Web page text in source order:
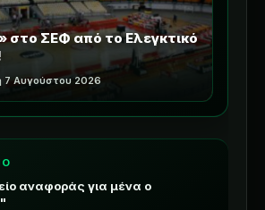
στο ΣΕΦ από το Ελεγκτικό
7 Αυγούστου 2026
αναφοράς για μένα ο